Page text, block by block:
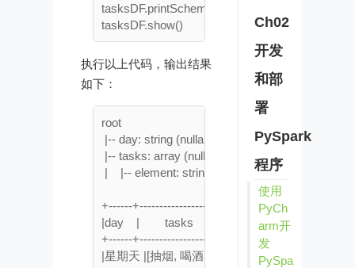
tasksDF.printSchema()
执行以上代码，输出结果
如下：
root
|-- day: string (nullable = true)
|-- tasks: array (nullable = true)
|    |-- element: string (containsNull = true)
+------+--------------------+
|day    |        tasks         |
+------+--------------------+
|星期天 |[抽烟, 喝酒, 去烫头]   |
Ch02
开发
和部
署
PySpark
程序
使用
PyCh
arm开
发
PySpa